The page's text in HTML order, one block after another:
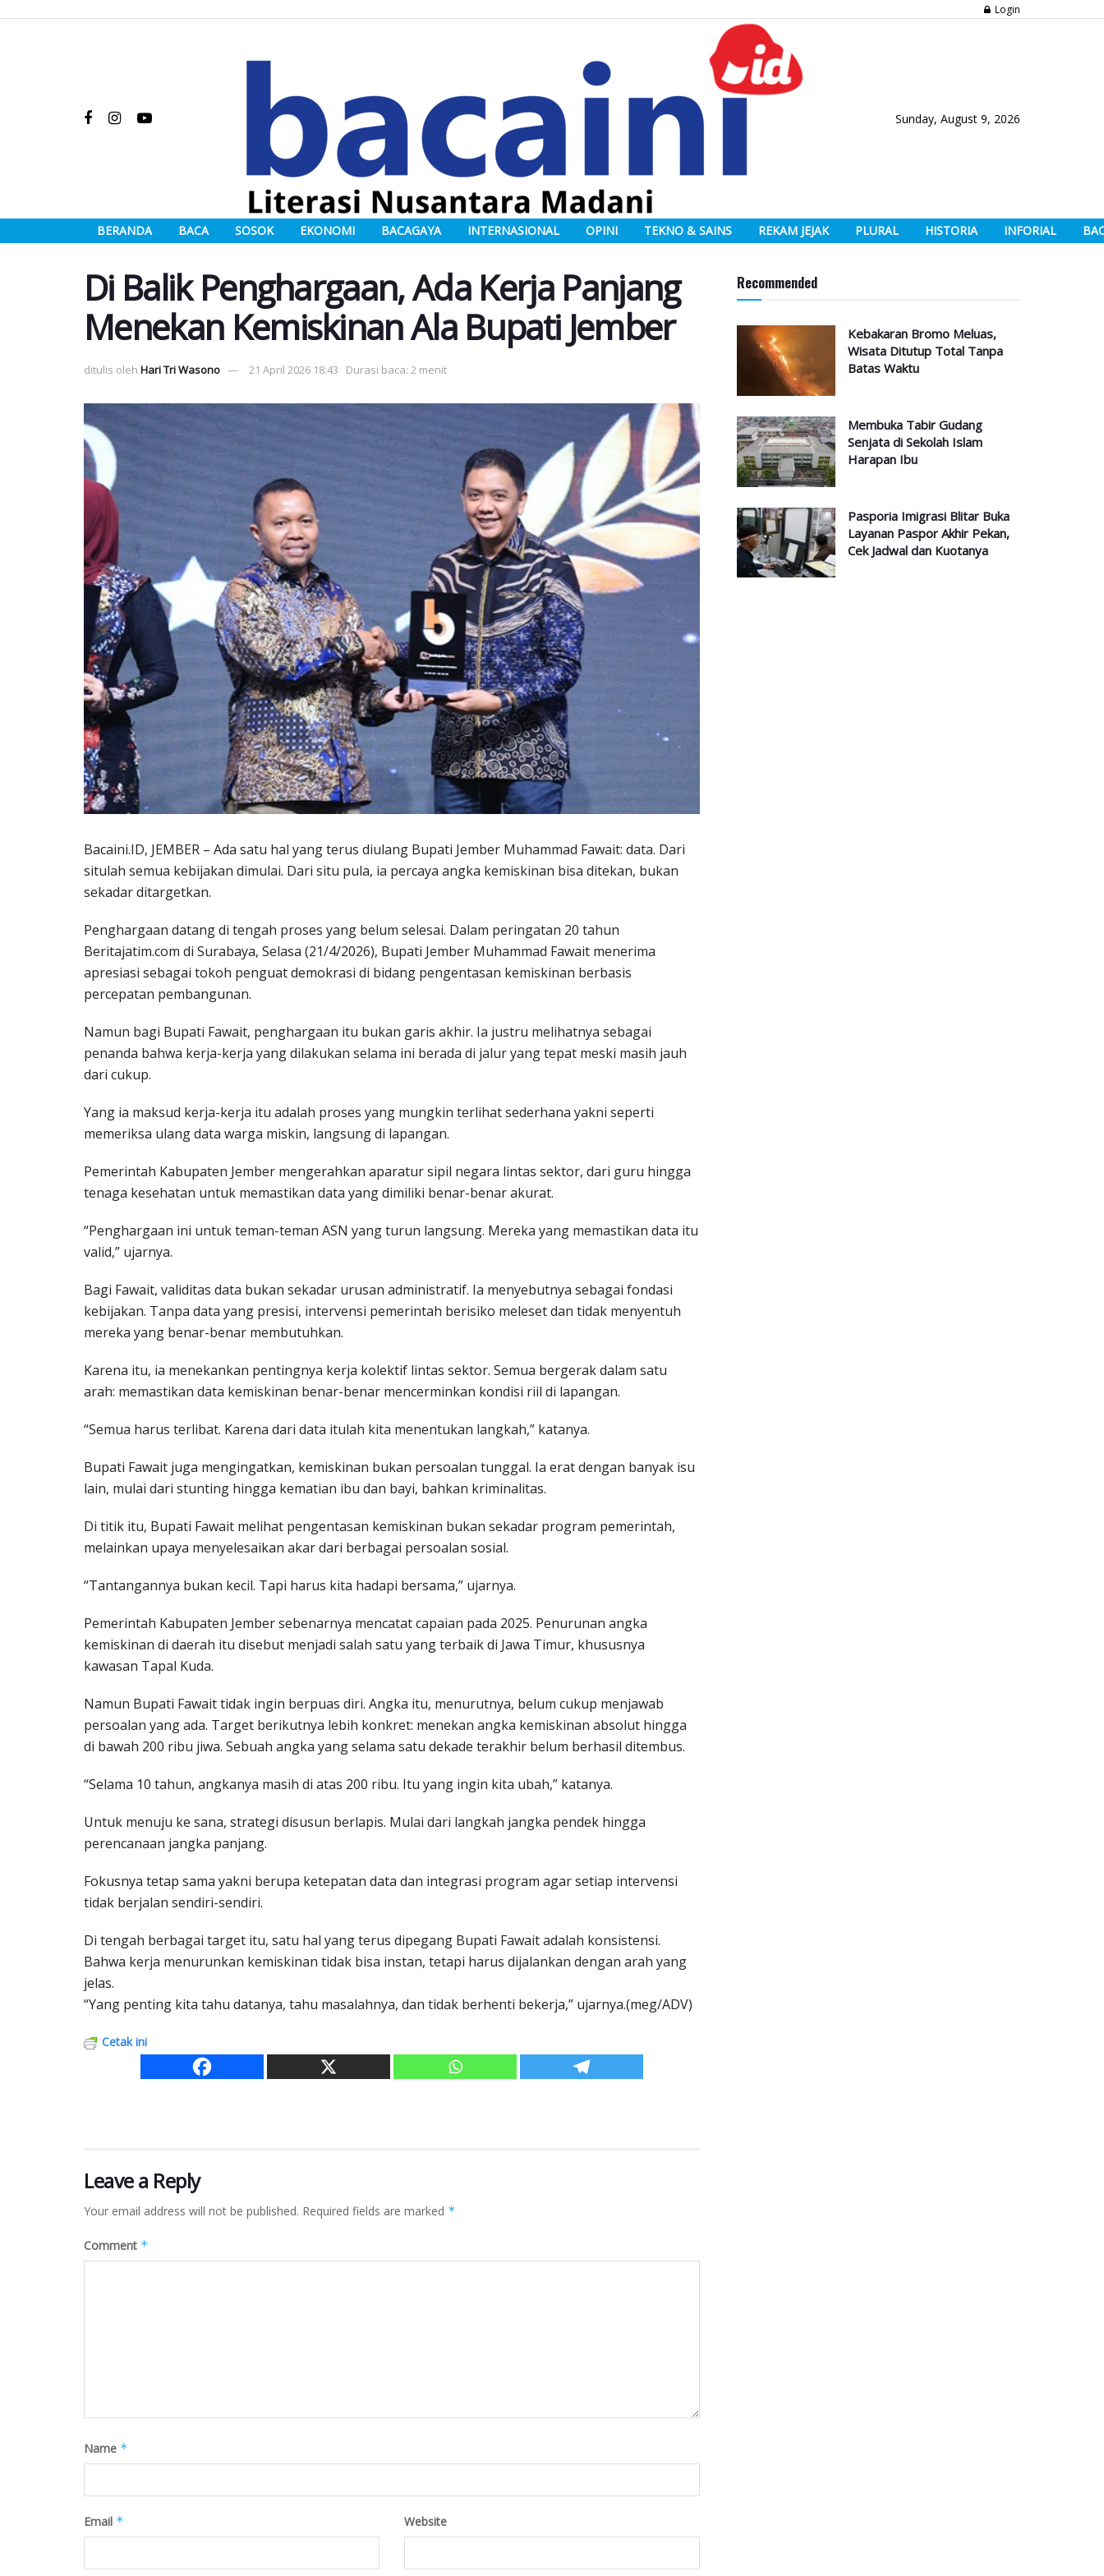
Login
Sunday, August 9, 2026
BERANDA BACA SOSOK EKONOMI BACAGAYA INTERNASIONAL OPINI TEKNO & SAINS REKAM JEJAK PLURAL HISTORIA INFORIAL
Di Balik Penghargaan, Ada Kerja Panjang
Menekan Kemiskinan Ala Bupati Jember
ditulis oleh Hari Tri Wasono 21 April 2026 18:43 Durasi baca: 2 menit
Bacaini.ID, JEMBER – Ada satu hal yang terus diulang Bupati Jember Muhammad Fawait: data. Dari
situlah semua kebijakan dimulai. Dari situ pula, ia percaya angka kemiskinan bisa ditekan, bukan
sekadar ditargetkan.
Penghargaan datang di tengah proses yang belum selesai. Dalam peringatan 20 tahun
Beritajatim.com di Surabaya, Selasa (21/4/2026), Bupati Jember Muhammad Fawait menerima
apresiasi sebagai tokoh penguat demokrasi di bidang pengentasan kemiskinan berbasis
percepatan pembangunan.
Namun bagi Bupati Fawait, penghargaan itu bukan garis akhir. Ia justru melihatnya sebagai
penanda bahwa kerja-kerja yang dilakukan selama ini berada di jalur yang tepat meski masih jauh
dari cukup.
Yang ia maksud kerja-kerja itu adalah proses yang mungkin terlihat sederhana yakni seperti
memeriksa ulang data warga miskin, langsung di lapangan.
Pemerintah Kabupaten Jember mengerahkan aparatur sipil negara lintas sektor, dari guru hingga
tenaga kesehatan untuk memastikan data yang dimiliki benar-benar akurat.
“Penghargaan ini untuk teman-teman ASN yang turun langsung. Mereka yang memastikan data itu
valid,” ujarnya.
Bagi Fawait, validitas data bukan sekadar urusan administratif. Ia menyebutnya sebagai fondasi
kebijakan. Tanpa data yang presisi, intervensi pemerintah berisiko meleset dan tidak menyentuh
mereka yang benar-benar membutuhkan.
Karena itu, ia menekankan pentingnya kerja kolektif lintas sektor. Semua bergerak dalam satu
arah: memastikan data kemiskinan benar-benar mencerminkan kondisi riil di lapangan.
“Semua harus terlibat. Karena dari data itulah kita menentukan langkah,” katanya.
Bupati Fawait juga mengingatkan, kemiskinan bukan persoalan tunggal. Ia erat dengan banyak isu
lain, mulai dari stunting hingga kematian ibu dan bayi, bahkan kriminalitas.
Di titik itu, Bupati Fawait melihat pengentasan kemiskinan bukan sekadar program pemerintah,
melainkan upaya menyelesaikan akar dari berbagai persoalan sosial.
“Tantangannya bukan kecil. Tapi harus kita hadapi bersama,” ujarnya.
Pemerintah Kabupaten Jember sebenarnya mencatat capaian pada 2025. Penurunan angka
kemiskinan di daerah itu disebut menjadi salah satu yang terbaik di Jawa Timur, khususnya
kawasan Tapal Kuda.
Namun Bupati Fawait tidak ingin berpuas diri. Angka itu, menurutnya, belum cukup menjawab
persoalan yang ada. Target berikutnya lebih konkret: menekan angka kemiskinan absolut hingga
di bawah 200 ribu jiwa. Sebuah angka yang selama satu dekade terakhir belum berhasil ditembus.
“Selama 10 tahun, angkanya masih di atas 200 ribu. Itu yang ingin kita ubah,” katanya.
Untuk menuju ke sana, strategi disusun berlapis. Mulai dari langkah jangka pendek hingga
perencanaan jangka panjang.
Fokusnya tetap sama yakni berupa ketepatan data dan integrasi program agar setiap intervensi
tidak berjalan sendiri-sendiri.
Di tengah berbagai target itu, satu hal yang terus dipegang Bupati Fawait adalah konsistensi.
Bahwa kerja menurunkan kemiskinan tidak bisa instan, tetapi harus dijalankan dengan arah yang
jelas.
“Yang penting kita tahu datanya, tahu masalahnya, dan tidak berhenti bekerja,” ujarnya.(meg/ADV)
Cetak ini
Leave a Reply
Your email address will not be published. Required fields are marked *
Comment *
Name *
Email * Website
Recommended
Kebakaran Bromo Meluas,
Wisata Ditutup Total Tanpa
Batas Waktu
Membuka Tabir Gudang
Senjata di Sekolah Islam
Harapan Ibu
Pasporia Imigrasi Blitar Buka
Layanan Paspor Akhir Pekan,
Cek Jadwal dan Kuotanya